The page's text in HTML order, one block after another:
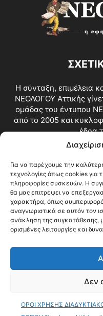
Για να παρέχουμε την
τεχνολογίες όπως cookies
πληροφορίες συσκευών. Η
θα μας επιτρέψει να
χαρακτήρα, όπως
αναγνωριστικά σε αυτόν τον
ανάκληση της συγκατάθεσης,
ορισμένες λειτουργίες και
Δεν
ΟΡΟΙ ΧΡΗΣΗΣ
Η σύνταξη, επιμέλεια
ΝΕΟΛΟΓΟΥ Αττικής
ομάδας του έντυπου
από το 2005 και
έδρα
Επικοινωνία:
Videos
© Copyright 2026